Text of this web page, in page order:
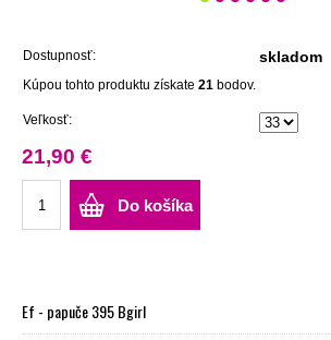
Dostupnosť: skladom
Kúpou tohto produktu získate 21 bodov.
Veľkosť:
21,90 €
Do košíka
Ef - papuče 395 Bgirl